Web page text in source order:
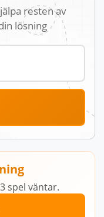
resten av
lösning
spel väntar.